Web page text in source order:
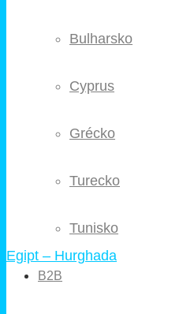
Bulharsko
Cyprus
Grécko
Turecko
Tunisko
B2B
Egipt – Hurghada